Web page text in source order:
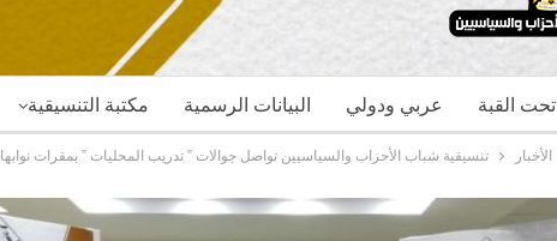
مكتبة التنسيقية البيانات الرسمية عربي ودولي تحت القبة
الأخبار تنسيقية شباب الأحزاب والسياسيين تواصل جوالات ” تدريب المحليات ” بمقرات نوابها